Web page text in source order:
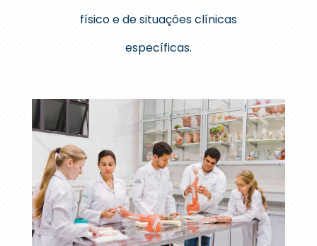
físico e de situaçôes clínicas
específicas.